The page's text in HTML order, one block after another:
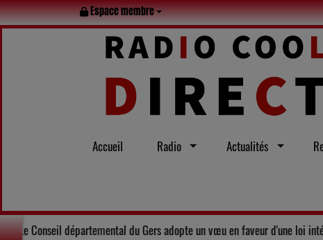
Espace membre
Accueil Radio Actualités
tout l’été Solidarité : Le Conseil départemental du Gers